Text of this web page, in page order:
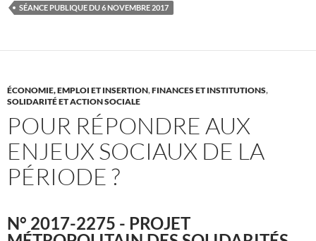
SÉANCE PUBLIQUE DU 6 NOVEMBRE 2017
ÉCONOMIE, EMPLOI ET INSERTION,FINANCES ET INSTITUTIONS,
SOLIDARITÉ ET ACTION SOCIALE
POUR RÉPONDRE AUX
ENJEUX SOCIAUX DE LA
PÉRIODE ?
N° 2017-2275 - PROJET